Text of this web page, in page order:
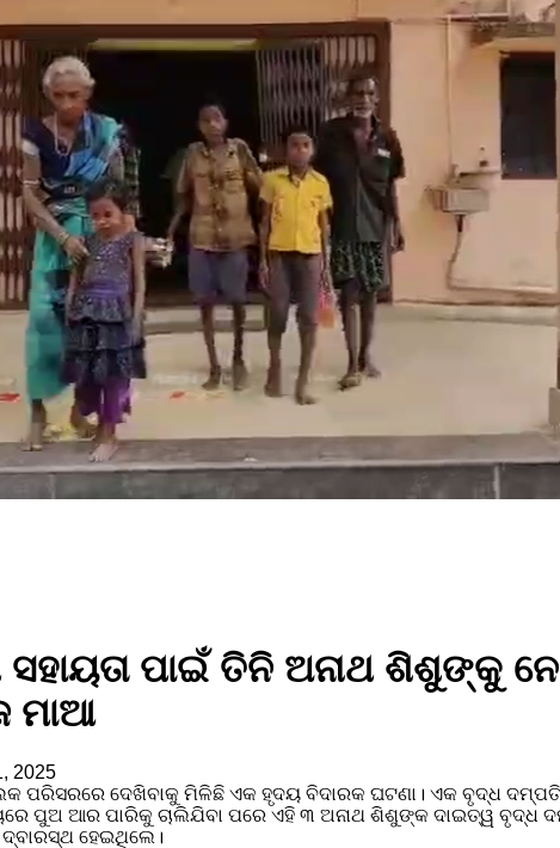
ସହାୟତା ପାଇଁ ତିନି ଅନାଥ
ମାଆ
2025
ପରିସରରେ ଦେଖିବାକୁ ମିଳିଛି ଏକ ହୃଦୟ ବିଦାରକ ଘଟଣା। ଏକ ବୃଦ୍ଧ
ପୁଅ ଆର ପାରିକୁ ଚାଲିଯିବା ପରେ ଏହି ୩ ଅନାଥ ଶିଶୁଙ୍କ ଦାଇତ୍ୱ ବୃଦ୍ଧ
ହେଇଥିଲେ।